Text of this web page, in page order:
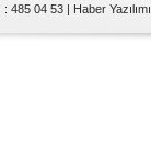
: 485 04 53 | Haber Yazılımı